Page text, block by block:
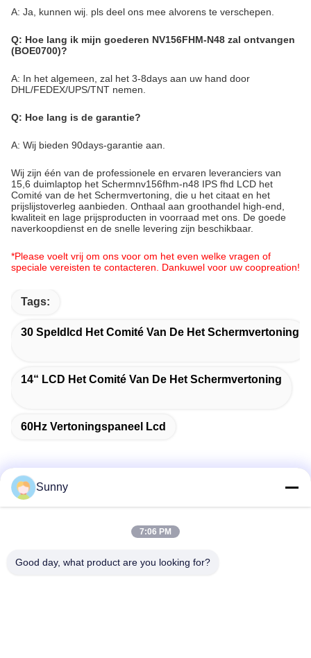
A: Ja, kunnen wij. pls deel ons mee alvorens te verschepen.
Q: Hoe lang ik mijn goederen NV156FHM-N48 zal ontvangen
(BOE0700)?
A: In het algemeen, zal het 3-8days aan uw hand door
DHL/FEDEX/UPS/TNT nemen.
Q: Hoe lang is de garantie?
A: Wij bieden 90days-garantie aan.
Wij zijn één van de professionele en ervaren leveranciers van
15,6 duimlaptop het Schermnv156fhm-n48 IPS fhd LCD het
Comité van de het Schermvertoning, die u het citaat en het
prijslijstoverleg aanbieden. Onthaal aan groothandel high-end,
kwaliteit en lage prijsproducten in voorraad met ons. De goede
naverkoopdienst en de snelle levering zijn beschikbaar.
*Please voelt vrij om ons voor om het even welke vragen of
speciale vereisten te contacteren. Dankuwel voor uw coopreation!
Tags:
30 Speldlcd Het Comité Van De Het Schermvertoning
14“ LCD Het Comité Van De Het Schermvertoning
60Hz Vertoningspaneel Lcd
Gebouw A, VERSINO Gebouw, Longhua New District,
Sunny
7:06 PM
Good day, what product are you looking for?